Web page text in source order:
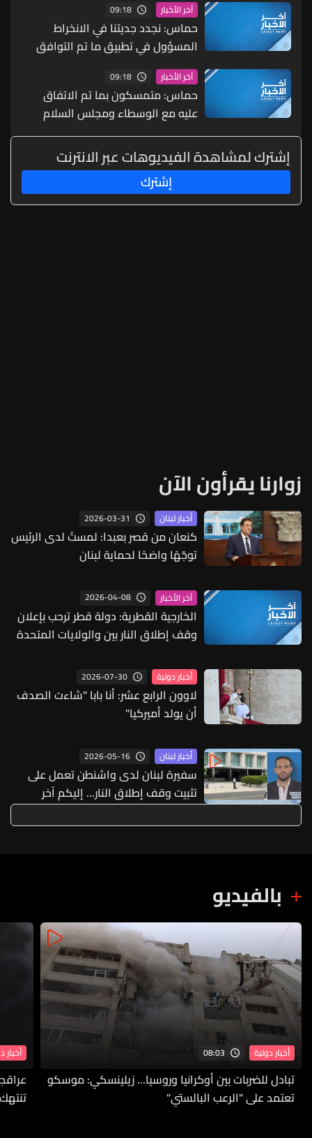
آخر الأخبار 09:18
حماس: نجدد جديتنا في الانخراط
المسؤول في تطبيق ما تم التوافق
زمني لتنفيذها
آخر الأخبار 09:18
حماس: متمسكون بما تم الاتفاق
عليه مع الوسطاء ومجلس السلام
بشأن خارطة الطريق لاستكمال تنفيذ
المرحلة 2
إشترك لمشاهدة الفيديوهات عبر الانترنت
إشترك
زوارنا يقرأون الآن
أخبار لبنان 2026-03-31
كنعان من قصر بعبدا: لمستُ لدى الرئيس
توجّهًا واضحًا لحماية لبنان
آخر الأخبار 2026-04-08
الخارجية القطرية: دولة قطر ترحب بإعلان
وقف إطلاق النار بين والولايات المتحدة
الممرات البحرية وحرية الملاحة والتجارة
الدولية وفقاً لقواعد القانون الدولي
أخبار دولية 2026-07-30
لاوون الرابع عشر: أنا بابا "شاءت الصدف
أن يولد أميركيا"
أخبار لبنان 2026-05-16
سفيرة لبنان لدى واشنطن تعمل على
تثبيت وقف إطلاق النار... إليكم آخر
المستجدات
بالفيديو
أخبار دولية 08:03
تبادل للضربات بين أوكرانيا وروسيا... زيلينسكي: موسكو
تعتمد على "الرعب البالستي"
أخبار